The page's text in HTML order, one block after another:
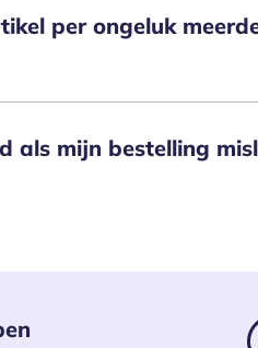
per ongeluk
als mijn bestelling